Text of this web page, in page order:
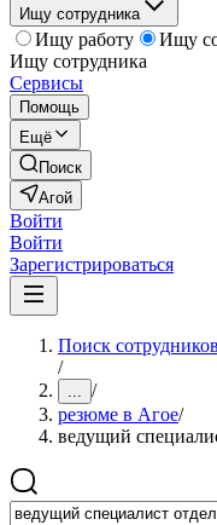
Ищу сотрудника
Ищу работу
Ищу
Ищу сотрудника
Сервисы
Помощь
Ещё
Поиск
Агой
Войти
Войти
Зарегистрироваться
Поиск
/
... /
резюме в Агое/
ведущий